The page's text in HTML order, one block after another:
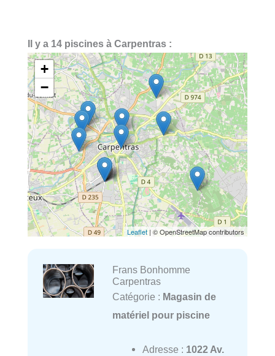
Il y a 14 piscines à Carpentras :
+
−
Leaflet | © OpenStreetMap contributors
Frans Bonhomme
Carpentras
Catégorie : Magasin de
matériel pour piscine
Adresse : 1022 Av.